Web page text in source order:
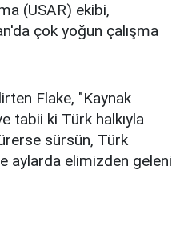
(USAR) ekibi,
çok yoğun çalışma
Flake, "Kaynak
tabii ki Türk halkıyla
sürsün, Türk
aylarda elimizden geleni